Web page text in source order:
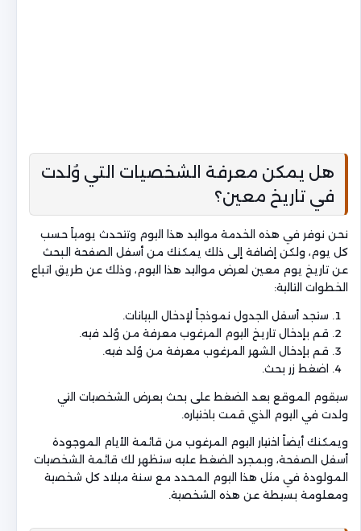
هل يمكن معرفة الشخصيات التي وُلدت
في تاريخ معين؟
نحن نوفر في هذه الخدمة مواليد هذا اليوم وتتحدث يومياً حسب
كل يوم، ولكن إضافة إلى ذلك يمكنك من أسفل الصفحة البحث
عن تاريخ يوم معين لعرض مواليد هذا اليوم، وذلك عن طريق اتباع
الخطوات التالية:
ستجد أسفل الجدول نموذجاً لإدخال البيانات.
قم بإدخال تاريخ اليوم المرغوب معرفة من وُلد فيه.
قم بإدخال الشهر المرغوب معرفة من وُلد فيه.
اضغط زر بحث.
سيقوم الموقع بعد الضغط على بحث بعرض الشخصيات التي
ولدت في اليوم الذي قمت باختياره.
ويمكنك أيضاً اختيار اليوم المرغوب من قائمة الأيام الموجودة
أسفل الصفحة، وبمجرد الضغط عليه ستظهر لك قائمة الشخصيات
المولودة في مثل هذا اليوم المحدد مع سنة ميلاد كل شخصية
ومعلومة بسيطة عن هذه الشخصية.